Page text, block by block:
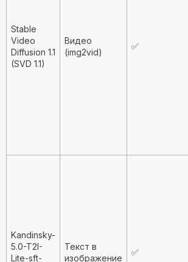
Stable
Video
Diffusion 1.1
(SVD 1.1)
Видео
(img2vid)
✅
Kandinsky-
5.0-T2I-
Lite-sft-
Текст в
изображение
✅